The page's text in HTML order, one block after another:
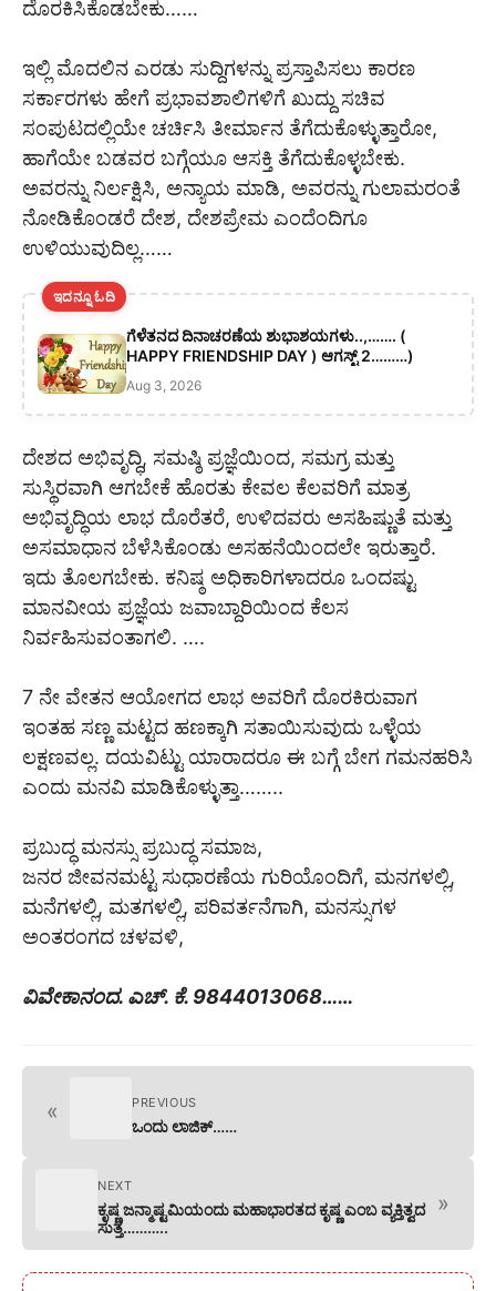
ದೊರಕಿಸಿಕೊಡಬೇಕು……
ಇಲ್ಲಿ ಮೊದಲಿನ ಎರಡು ಸುದ್ದಿಗಳನ್ನು ಪ್ರಸ್ತಾಪಿಸಲು ಕಾರಣ
ಸರ್ಕಾರಗಳು ಹೇಗೆ ಪ್ರಭಾವಶಾಲಿಗಳಿಗೆ ಖುದ್ದು ಸಚಿವ
ಸಂಪುಟದಲ್ಲಿಯೇ ಚರ್ಚಿಸಿ ತೀರ್ಮಾನ ತೆಗೆದುಕೊಳ್ಳುತ್ತಾರೋ,
ಹಾಗೆಯೇ ಬಡವರ ಬಗ್ಗೆಯೂ ಆಸಕ್ತಿ ತೆಗೆದುಕೊಳ್ಳಬೇಕು.
ಅವರನ್ನು ನಿರ್ಲಕ್ಷಿಸಿ, ಅನ್ಯಾಯ ಮಾಡಿ, ಅವರನ್ನು ಗುಲಾಮರಂತೆ
ನೋಡಿಕೊಂಡರೆ ದೇಶ, ದೇಶಪ್ರೇಮ ಎಂದೆಂದಿಗೂ
ಉಳಿಯುವುದಿಲ್ಲ……
ಇದನ್ನೂ ಓದಿ
ಗೆಳೆತನದ ದಿನಾಚರಣೆಯ ಶುಭಾಶಯಗಳು..,……. (
HAPPY FRIENDSHIP DAY ) ಆಗಸ್ಟ್ 2………)
Aug 3, 2026
ದೇಶದ ಅಭಿವೃದ್ಧಿ, ಸಮಷ್ಠಿ ಪ್ರಜ್ಞೆಯಿಂದ, ಸಮಗ್ರ ಮತ್ತು
ಸುಸ್ಥಿರವಾಗಿ ಆಗಬೇಕೆ ಹೊರತು ಕೇವಲ ಕೆಲವರಿಗೆ ಮಾತ್ರ
ಅಭಿವೃದ್ಧಿಯ ಲಾಭ ದೊರೆತರೆ, ಉಳಿದವರು ಅಸಹಿಷ್ಣುತೆ ಮತ್ತು
ಅಸಮಾಧಾನ ಬೆಳೆಸಿಕೊಂಡು ಅಸಹನೆಯಿಂದಲೇ ಇರುತ್ತಾರೆ.
ಇದು ತೊಲಗಬೇಕು. ಕನಿಷ್ಠ ಅಧಿಕಾರಿಗಳಾದರೂ ಒಂದಷ್ಟು
ಮಾನವೀಯ ಪ್ರಜ್ಞೆಯ ಜವಾಬ್ದಾರಿಯಿಂದ ಕೆಲಸ
ನಿರ್ವಹಿಸುವಂತಾಗಲಿ. ….
7 ನೇ ವೇತನ ಆಯೋಗದ ಲಾಭ ಅವರಿಗೆ ದೊರಕಿರುವಾಗ
ಇಂತಹ ಸಣ್ಣ ಮಟ್ಟದ ಹಣಕ್ಕಾಗಿ ಸತಾಯಿಸುವುದು ಒಳ್ಳೆಯ
ಲಕ್ಷಣವಲ್ಲ. ದಯವಿಟ್ಟು ಯಾರಾದರೂ ಈ ಬಗ್ಗೆ ಬೇಗ ಗಮನಹರಿಸಿ
ಎಂದು ಮನವಿ ಮಾಡಿಕೊಳ್ಳುತ್ತಾ……..
ಪ್ರಬುದ್ಧ ಮನಸ್ಸು ಪ್ರಬುದ್ಧ ಸಮಾಜ,
ಜನರ ಜೀವನಮಟ್ಟ ಸುಧಾರಣೆಯ ಗುರಿಯೊಂದಿಗೆ, ಮನಗಳಲ್ಲಿ,
ಮನೆಗಳಲ್ಲಿ, ಮತಗಳಲ್ಲಿ, ಪರಿವರ್ತನೆಗಾಗಿ, ಮನಸ್ಸುಗಳ
ಅಂತರಂಗದ ಚಳವಳಿ,
ವಿವೇಕಾನಂದ. ಎಚ್‌‌. ಕೆ. 9844013068……
« PREVIOUS
ಒಂದು ಲಾಜಿಕ್……
NEXT
ಕೃಷ್ಣ ಜನ್ಮಾಷ್ಟಮಿಯಂದು ಮಹಾಭಾರತದ ಕೃಷ್ಣ ಎಂಬ ವ್ಯಕ್ತಿತ್ವದ
ಸುತ್ತ………..
»